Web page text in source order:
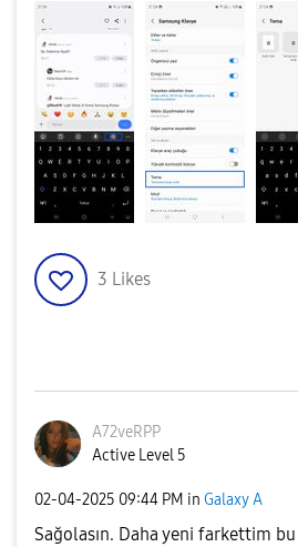
3 Likes
A72veRPP
Active Level 5
‎02-04-2025 09:44 PM in Galaxy A
Sağolasın. Daha yeni farkettim